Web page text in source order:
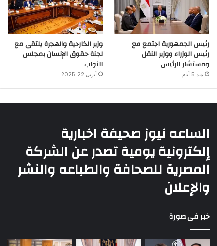
رئيس الجمهورية اجتمع مع
رئيس الوزراء ووزير النقل
ومستشار الرئيس
منذ 5 أيام
وزير الخارجية والهجرة يلتقى مع
لجنة حقوق الإنسان بمجلس
النواب
أبريل 22, 2025
الساعه نيوز صحيفة اخبارية
إلكترونية يومية تصدر عن الشركة
المصرية للصحافة والطباعه والنشر
والإعلان
خبر فى صورة